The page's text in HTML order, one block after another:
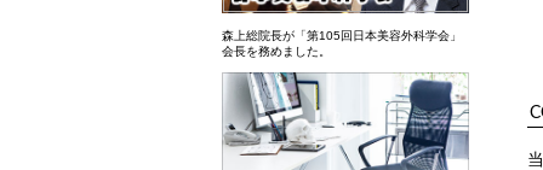
森上総院長が「第105回日本美容外科学会」
会長を務めました。